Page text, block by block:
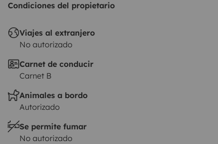
Condiciones del propietario
Viajes al extranjero
No autorizado
Carnet de conducir
Carnet B
Animales a bordo
Autorizado
Se permite fumar
No autorizado